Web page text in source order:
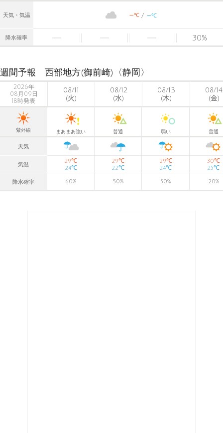
天気・気温 -℃ -℃
降水確率 30%
週間予報 西部地方(御前崎)〈静岡〉
2026年
08月09日
18時発表
08/11
(火)
08/12
(水)
08/13
(木)
08/14
(金)
紫外線 まあまあ強い 普通 弱い 普通
天気
気温
29℃
24℃
29℃
22℃
29℃
24℃
30℃
25℃
降水確率 60% 50% 50% 20%